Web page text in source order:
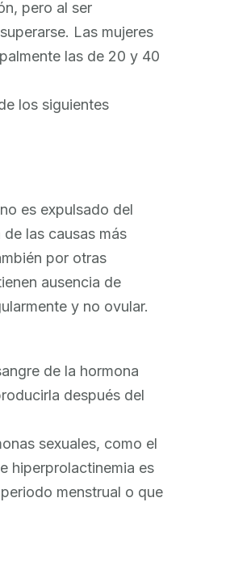
pero al ser
Las mujeres
las de 20 y 40
los siguientes
es expulsado del
las causas más
por otras
ausencia de
y no ovular.
de la hormona
después del
sexuales, como el
hiperprolactinemia es
menstrual o que